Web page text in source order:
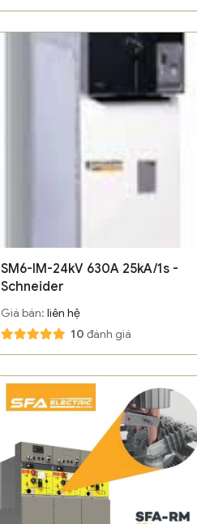
SM6-IM-24kV 630A 25kA/1s -
Schneider
Giá bán: liên hệ
10 đánh giá